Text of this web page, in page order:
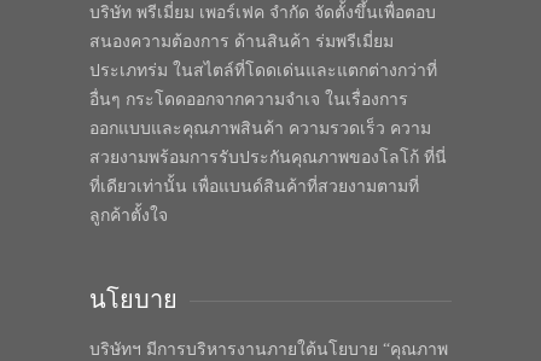
บริษัท พรีเมี่ยม เพอร์เฟค จำกัด จัดตั้งขึ้นเพื่อตอบ
สนองความต้องการ ด้านสินค้า ร่มพรีเมี่ยม
ประเภทร่ม ในสไตล์ที่โดดเด่นและแตกต่างกว่าที่
อื่นๆ กระโดดออกจากความจำเจ ในเรื่องการ
ออกแบบและคุณภาพสินค้า ความรวดเร็ว ความ
สวยงามพร้อมการรับประกันคุณภาพของโลโก้ ที่นี่
ที่เดียวเท่านั้น เพื่อแบนด์สินค้าที่สวยงามตามที่
ลูกค้าตั้งใจ
นโยบาย
บริษัทฯ มีการบริหารงานภายใต้นโยบาย “คุณภาพ